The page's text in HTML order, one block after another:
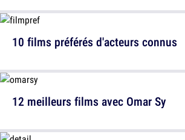
10 films préférés d'acteurs connus
12 meilleurs films avec Omar Sy